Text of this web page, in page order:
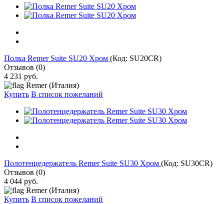
Полка Remer Suite SU20 Хром (Код: SU20CR)
Отзывов (0)
4 231 руб.
Remer (Италия)
Купить В список пожеланий
Полотенцедержатель Remer Suite SU30 Хром (Код: SU30CR)
Отзывов (0)
4 044 руб.
Remer (Италия)
Купить В список пожеланий